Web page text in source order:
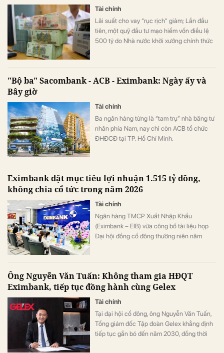
Tài chính
Lãi suất cho vay “rục rịch” giảm; Lần đầu
tiên, một quỹ đầu tư mạo hiểm vốn điều lệ
500 tỷ do Nhà nước khởi xướng chính thức
rủi ro tích tụ cho tương lai’, …
"Bộ ba" Sacombank - ACB - Eximbank: Ngày ấy và
Bây giờ
Tài chính
Ba ngân hàng từng là “tam trụ” nhà băng tư
nhân phía Nam, nay chỉ còn ACB tổ chức
ĐHĐCĐ tại TP. Hồ Chí Minh.
Eximbank đặt mục tiêu lợi nhuận 1.515 tỷ đồng,
không chia cổ tức trong năm 2026
Tài chính
Ngân hàng TMCP Xuất Nhập Khẩu
(Eximbank – EIB) vừa công bố tài liệu họp
Đại hội đồng cổ đông thường niên năm
Ông Nguyễn Văn Tuấn: Không tham gia HĐQT
Eximbank, tiếp tục đồng hành cùng Gelex
Tài chính
Tại đại hội cổ đông, ông Nguyễn Văn Tuấn,
Tổng giám đốc Tập đoàn Gelex khẳng định
tiếp tục gắn bó đến năm 2030, đồng thời